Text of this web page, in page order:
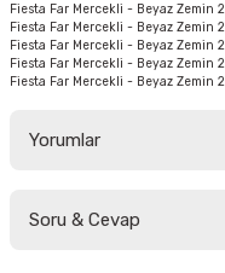
Fiesta Far Mercekli - Beyaz Zemin
Fiesta Far Mercekli - Beyaz Zemin
Fiesta Far Mercekli - Beyaz Zemin
Fiesta Far Mercekli - Beyaz Zemin
Fiesta Far Mercekli - Beyaz Zemin
Yorumlar
Soru & Cevap